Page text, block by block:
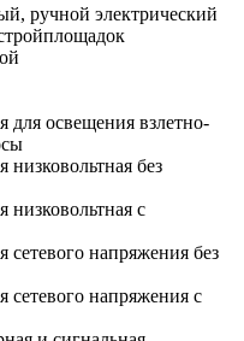
ручной электрический
для освещения взлетно-
низковольтная без
низковольтная с
сетевого напряжения без
сетевого напряжения с